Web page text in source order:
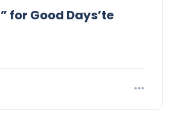
for Good Days’te